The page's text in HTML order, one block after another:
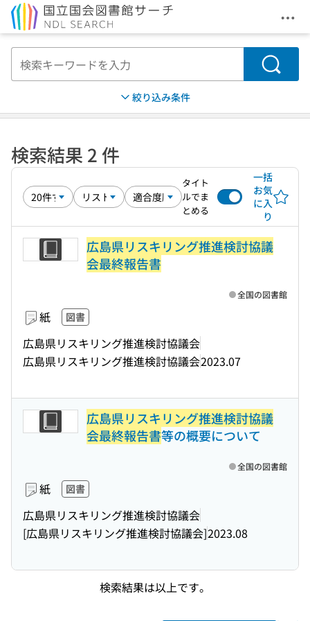
メ
検索
絞り込み条件
検索結果 2 件
タイト
ルでま
とめる
一括
お気
に入
り
広島県リスキリング推進検討協議
会最終報告書
紙 図書
広島県リスキリング推進検討協議会
広島県リスキリング推進検討協議会2023.07
全国の図書館
広島県リスキリング推進検討協議
会最終報告書等の概要について
紙 図書
広島県リスキリング推進検討協議会
[広島県リスキリング推進検討協議会]2023.08
全国の図書館
検索結果は以上です。